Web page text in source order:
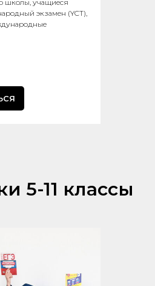
школы, учащиеся
экзамен (YCT),
5-11 классы